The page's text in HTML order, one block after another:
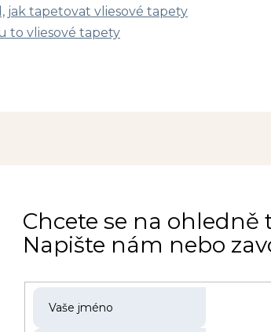
jak tapetovat vliesové tapety
to vliesové tapety
Chcete se na ohledně
Napište nám nebo